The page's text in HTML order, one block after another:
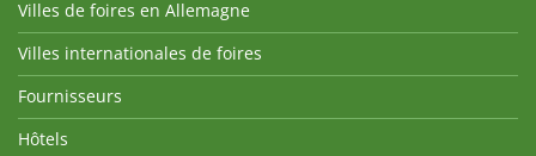
Villes de foires en Allemagne
Villes internationales de foires
Fournisseurs
Hôtels